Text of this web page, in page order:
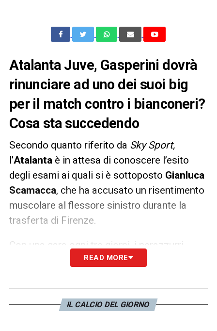
Atalanta Juve, Gasperini dovrà
rinunciare ad uno dei suoi big
per il match contro i bianconeri?
Cosa sta succedendo
Secondo quanto riferito da Sky Sport,
l’Atalantaè in attesa di conoscere l’esito
degli esami ai quali si è sottoposto Gianluca
Scamacca, che ha accusato un risentimento
muscolare al flessore sinistro durante la
trasferta di Firenze.
Con una gara ogni tre giorni, i nerazzurri
rischiano di trovarsi senza uno dei loro big.
inevitabilmente, sarebbe in bilico.
READ MORE
IL CALCIO DEL GIORNO